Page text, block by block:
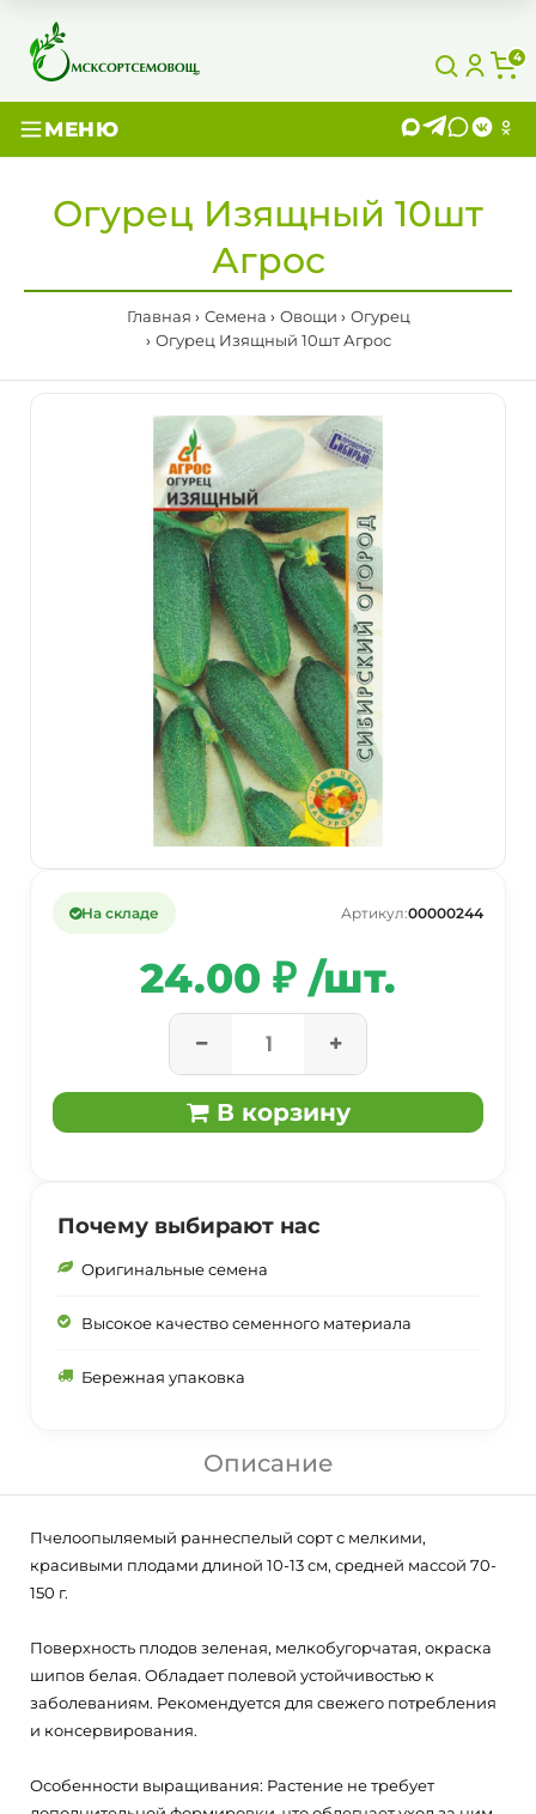
4
МЕНЮ
Огурец Изящный 10шт
Агрос
Главная Семена Овощи
Огурец
Огурец Изящный 10шт Агрос
На складе Артикул:00000244
24.00 ₽ /шт.
В корзину
Почему выбирают нас
Оригинальные семена
Высокое качество семенного материала
Бережная упаковка
Описание
Пчелоопыляемый раннеспелый сорт с мелкими,
красивыми плодами длиной 10-13 см, средней массой 70-
150 г.
Поверхность плодов зеленая, мелкобугорчатая, окраска
шипов белая. Обладает полевой устойчивостью к
заболеваниям. Рекомендуется для свежего потребления
и консервирования.
Особенности выращивания: Растение не требует